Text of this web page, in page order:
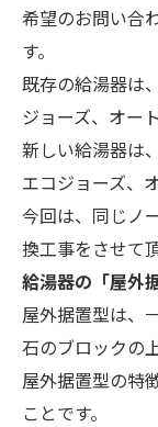
希望のお問い合
す。
既存の給湯器は
ジョーズ、オー
新しい給湯器は
エコジョーズ、
今回は、同じノ
換工事をさせて
給湯器の「屋外
屋外据置型は、
石のブロックの
屋外据置型の特
ことです。